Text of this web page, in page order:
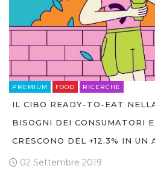
PREMIUM FOOD RICERCHE
IL CIBO READY-TO-EAT
BISOGNI DEI CONSUMATORI
CRESCONO DEL +12.3% IN UN
02 Settembre 2019